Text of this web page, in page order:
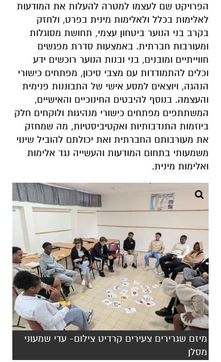
הפרויקט שם לעצמו למטרה להעלות את המודעות
לאלימות בכלל ולאלימות מינית בפרט, ולחזק
בקרב בני הנוער ביטחון עצמי, תחושת מסוגלות
ומעורבות חברתית. באמצעות סדרת מפגשים
חווייתיים ומובנים, בני ובנות הנוער רוכשים ידע
וכלים להתמודדות עם מצבי סיכון, מפתחים כישורי
הנהגה, ויוצאים למסע אישי של התבוננות פנימית
והעצמה. בנוסף להיבטים החינוכיים והאישיים,
המשתתפים מפתחים כישורי מנהיגות ולוקחים חלק
ביוזמות התנדבותיות ואקטיביסטיות, מה שמחזק
את מעורבותם החברתית ואת יכולתם להוביל שינוי
משמעותי בתחום המודעות והעשייה נגד אלימות
ואלימות מינית.
מיזם שגרירים צעירים קרדיט צילום- עדי שמעוני
מסלן